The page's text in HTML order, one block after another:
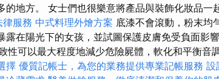
的地方。 女士們也很樂意將產品與裝飾化妝品一
服務 中式料理外燴方案 底漆不會滾動，粉末均
露在陽光下的女孩，並試圖保護皮膚免受負面影響
性可以最大程度地減少危險屍體，軟化和平衡音
擇 優質記帳士，為您的業務提供專業記帳服務 設